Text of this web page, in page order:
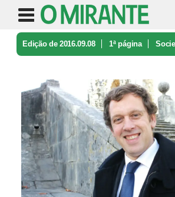
Edição de 2016.09.08 1ª página